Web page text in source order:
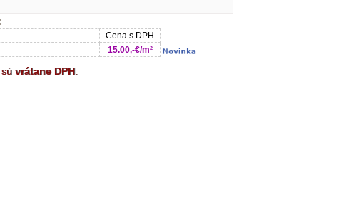
Cena s DPH
15.00,-€/m²
vrátane DPH.